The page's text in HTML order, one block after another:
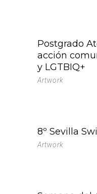
Postgrado
acción
y LGTBIQ+
Artwork
8º Sevilla
Artwork